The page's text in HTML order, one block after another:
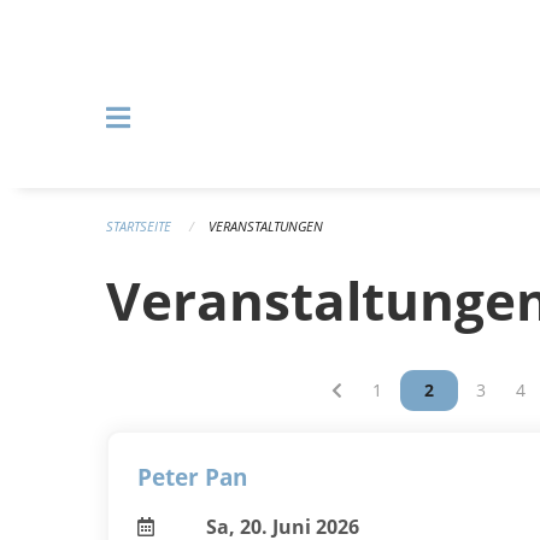
STARTSEITE VERANSTALTUNGEN
Vous êtes sur la page
1 Vous êtes
2 Vous
3 4
Peter Pan
Sa, 20. Juni 2026